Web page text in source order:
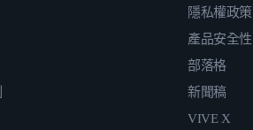
隱私權政策
產品安全性
部落格
新聞稿
VIVE X